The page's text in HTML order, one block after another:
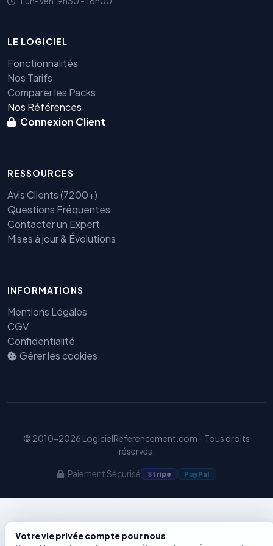
LE LOGICIEL
Fonctionnalités
Nos Tarifs
Comparer les Packs
Nos Références
Connexion Client
RESSOURCES
Avis Clients (7200+)
Questions Fréquentes
Contacter un Expert
Mises à jour & Évolutions
INFORMATIONS
Mentions Légales
CGV
Confidentialité
Gérer les cookies
© 2010-2026 LogicielReferencement.com - Tous droits
réservés.
Paiement Sécurisé Stripe PayPal
Votre vie privée compte pour nous